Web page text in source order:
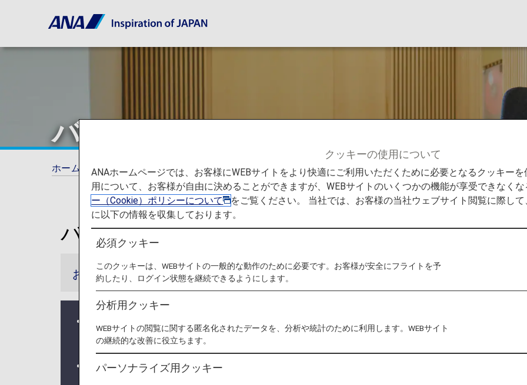
バンコク
ホーム ご旅行の準備 ラウンジ バンコク
バンコク スワンナプーム国際空港ラウンジ
お知らせ
バンコク スワンナプーム国際空港のスターアライアンス加盟航空会社の運営するラウンジ
ご出発時にチェックインカウンターにてお問い合わせください。
ラウンジ所有者がANAではない空港においては事前告知なくサービス、営業時間が変更する
クッキーの使用について
ANAホームページでは、お客様にWEBサイトをより快適にご利用いただくために必要となるクッキー
用について、お客様が自由に決めることができますが、WEBサイトのいくつかの機能が享受できなく
ー（Cookie）ポリシーについて
をご覧ください。 当社では、お客様の当社ウェブサイト閲覧に際し
に以下の情報を収集しております。
必須クッキー
このクッキーは、WEBサイトの一般的な動作のために必要です。お客様が安全にフライトを予
約したり、ログイン状態を継続できるようにします。
分析用クッキー
WEBサイトの閲覧に関する匿名化されたデータを、分析や統計のために利用します。WEBサイト
の継続的な改善に役立ちます。
パーソナライズ用クッキー